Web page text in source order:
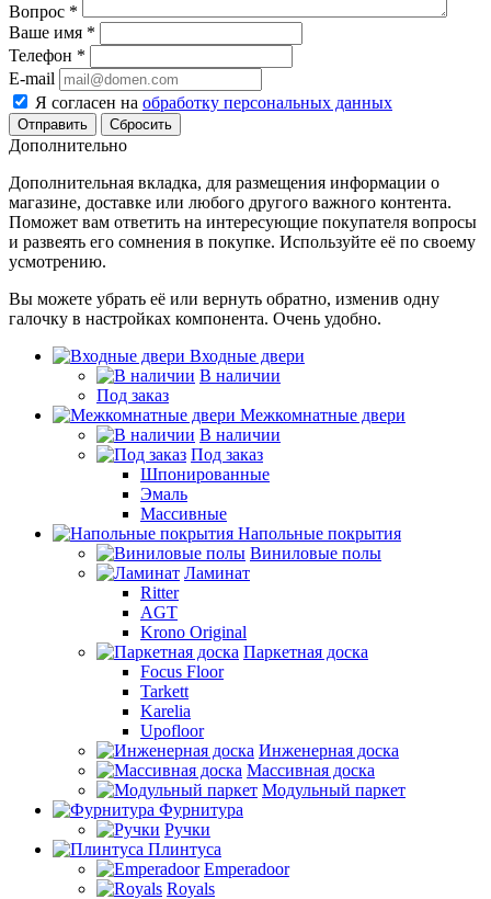
Вопрос *
Ваше имя *
Телефон *
E-mail
Я согласен на обработку персональных данных
Сбросить
Дополнительно
Дополнительная вкладка, для размещения информации о
магазине, доставке или любого другого важного контента.
Поможет вам ответить на интересующие покупателя вопросы
и развеять его сомнения в покупке. Используйте её по своему
усмотрению.
Вы можете убрать её или вернуть обратно, изменив одну
галочку в настройках компонента. Очень удобно.
Входные двери
В наличии
Под заказ
Межкомнатные двери
В наличии
Под заказ
Шпонированные
Эмаль
Массивные
Напольные покрытия
Виниловые полы
Ламинат
Ritter
AGT
Krono Original
Паркетная доска
Focus Floor
Tarkett
Karelia
Upofloor
Инженерная доска
Массивная доска
Модульный паркет
Фурнитура
Ручки
Плинтуса
Emperadoor
Royals